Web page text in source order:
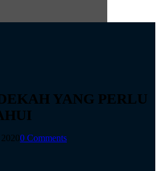
YANG PERLU
0 Comments